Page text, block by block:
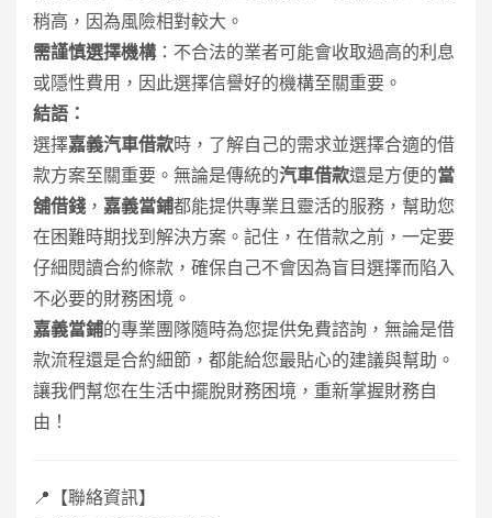
稍高，因為風險相對較大。
需謹慎選擇機構：不合法的業者可能會收取過高的利息
或隱性費用，因此選擇信譽好的機構至關重要。
結語：
選擇嘉義汽車借款時，了解自己的需求並選擇合適的借
款方案至關重要。無論是傳統的汽車借款還是方便的當
舖借錢 ， 嘉義當鋪都能提供專業且靈活的服務，幫助您
在困難時期找到解決方案。記住，在借款之前，一定要
仔細閱讀合約條款，確保自己不會因為盲目選擇而陷入
不必要的財務困境。
嘉義當鋪的專業團隊隨時為您提供免費諮詢，無論是借
款流程還是合約細節，都能給您最貼心的建議與幫助。
讓我們幫您在生活中擺脫財務困境，重新掌握財務自
由！
📍
【聯絡資訊】